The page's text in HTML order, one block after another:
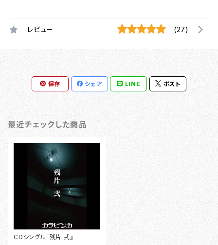
レビュー (27)
保存 シェア LINE ポスト
最近チェックした商品
CDシングル『残片 弐』